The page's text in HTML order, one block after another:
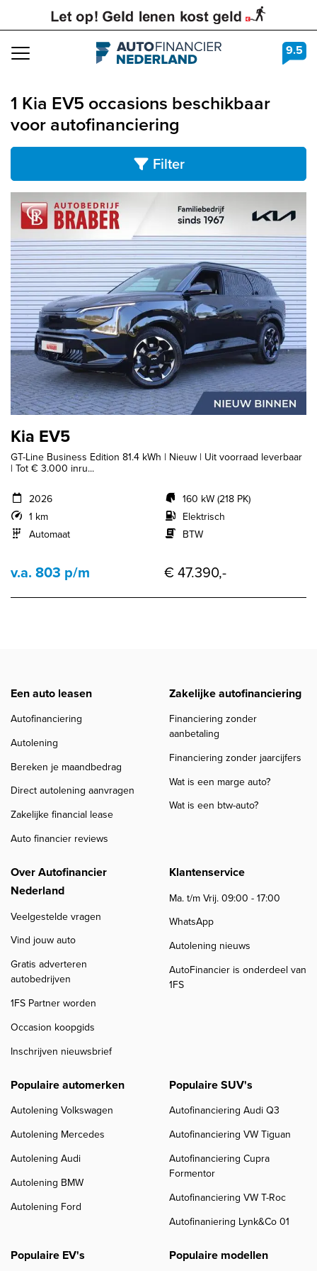
Navigation 9.5
1 Kia EV5 occasions beschikbaar
voor autofinanciering
Filter
Kia EV5
GT-Line Business Edition 81.4 kWh | Nieuw | Uit voorraad leverbaar
| Tot € 3.000 inru...
2026
1 km
Automaat
160 kW (218 PK)
Elektrisch
BTW
v.a. 803 p/m € 47.390,-
Een auto leasen
Autofinanciering
Autolening
Bereken je maandbedrag
Direct autolening aanvragen
Zakelijke financial lease
Auto financier reviews
Zakelijke autofinanciering
Financiering zonder
aanbetaling
Financiering zonder jaarcijfers
Wat is een marge auto?
Wat is een btw-auto?
Over Autofinancier
Nederland
Veelgestelde vragen
Vind jouw auto
Gratis adverteren
autobedrijven
1FS Partner worden
Occasion koopgids
Inschrijven nieuwsbrief
Klantenservice
Ma. t/m Vrij. 09:00 - 17:00
WhatsApp
Autolening nieuws
AutoFinancier is onderdeel van
1FS
Populaire automerken
Autolening Volkswagen
Autolening Mercedes
Autolening Audi
Autolening BMW
Autolening Ford
Populaire SUV's
Autofinanciering Audi Q3
Autofinanciering VW Tiguan
Autofinanciering Cupra
Formentor
Autofinanciering VW T-Roc
Autofinaniering Lynk&Co 01
Populaire EV's Populaire modellen